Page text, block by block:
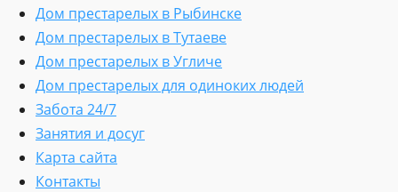
Дом престарелых в Рыбинске
Дом престарелых в Тутаеве
Дом престарелых в Угличе
Дом престарелых для одиноких людей
Забота 24/7
Занятия и досуг
Карта сайта
Контакты